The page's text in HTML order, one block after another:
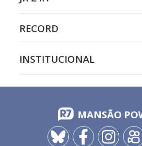
RECORD
INSTITUCIONAL
MANSÃO